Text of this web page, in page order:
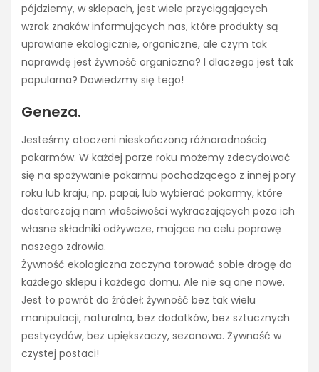
pójdziemy, w sklepach, jest wiele przyciągających
wzrok znaków informujących nas, które produkty są
uprawiane ekologicznie, organiczne, ale czym tak
naprawdę jest żywność organiczna? I dlaczego jest tak
popularna? Dowiedzmy się tego!
Geneza.
Jesteśmy otoczeni nieskończoną różnorodnością
pokarmów. W każdej porze roku możemy zdecydować
się na spożywanie pokarmu pochodzącego z innej pory
roku lub kraju, np. papai, lub wybierać pokarmy, które
dostarczają nam właściwości wykraczających poza ich
własne składniki odżywcze, mające na celu poprawę
naszego zdrowia.
Żywność ekologiczna zaczyna torować sobie drogę do
każdego sklepu i każdego domu. Ale nie są one nowe.
Jest to powrót do źródeł: żywność bez tak wielu
manipulacji, naturalna, bez dodatków, bez sztucznych
pestycydów, bez upiększaczy, sezonowa. Żywność w
czystej postaci!